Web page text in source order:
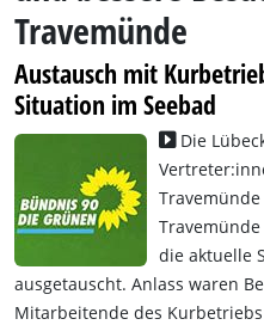
Travemünde
Austausch mit
Situation im Seebad
Die
die aktuelle
ausgetauscht. Anlass waren
Mitarbeitende des